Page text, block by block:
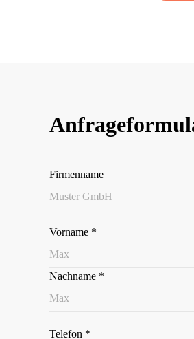
Firmenname
Vorname *
Nachname *
Telefon *